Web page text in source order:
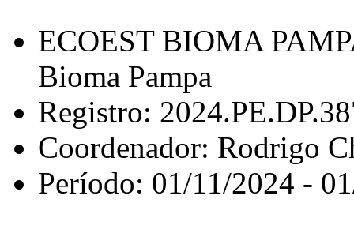
ECOEST BIOMA
Bioma Pampa
Registro:
Coordenador: Rodrigo
Período: 01/11/2024 -